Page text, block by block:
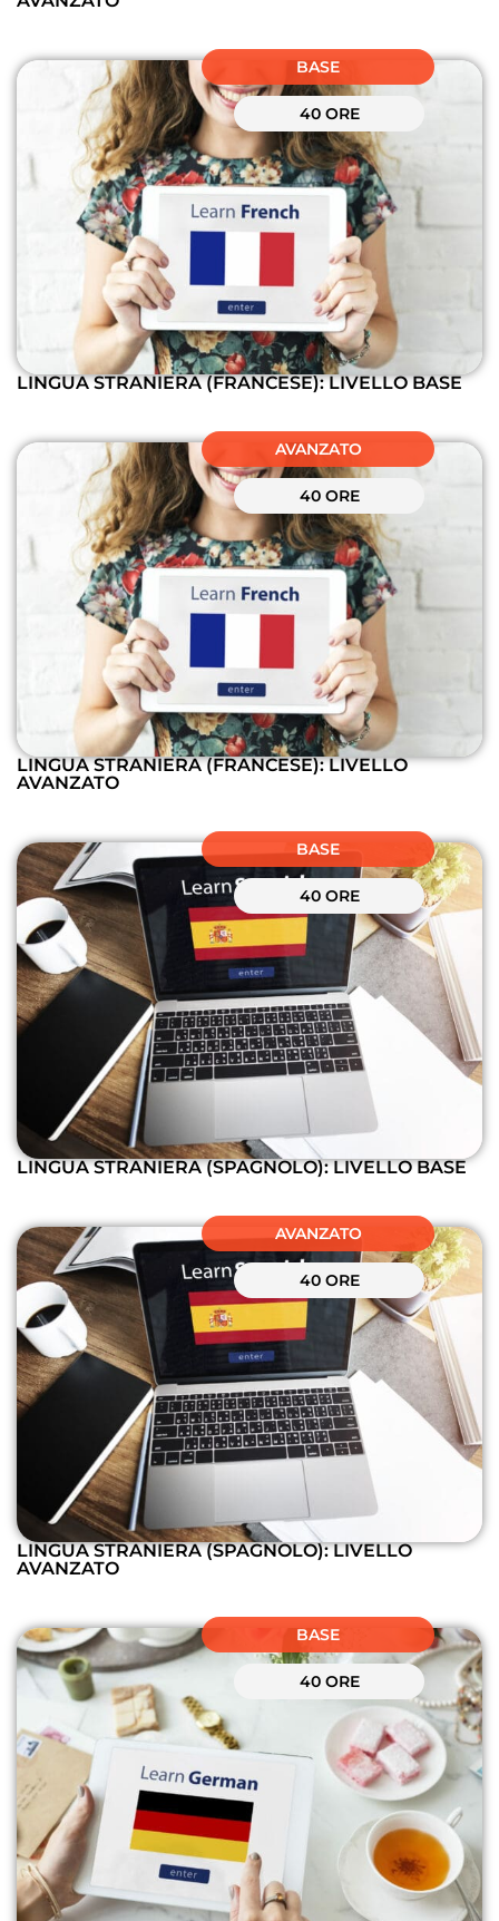
BASE
40 ORE
LINGUA STRANIERA (FRANCESE): LIVELLO BASE
AVANZATO
40 ORE
LINGUA STRANIERA (FRANCESE): LIVELLO
AVANZATO
BASE
40 ORE
LINGUA STRANIERA (SPAGNOLO): LIVELLO BASE
AVANZATO
40 ORE
LINGUA STRANIERA (SPAGNOLO): LIVELLO
AVANZATO
BASE
40 ORE